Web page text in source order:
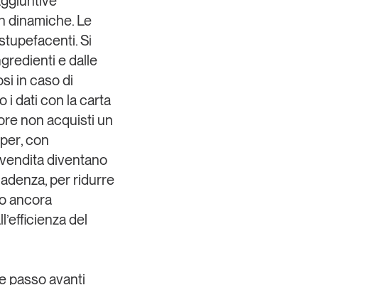
dinamiche. Le
Si
e dalle
in caso di
i dati con la carta
non acquisti un
, con
diventano
per ridurre
ancora
del
passo avanti